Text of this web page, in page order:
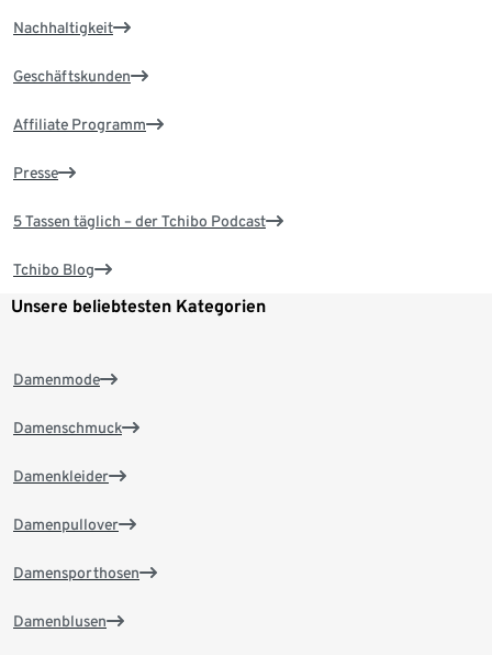
Nachhaltigkeit
Geschäftskunden
Affiliate Programm
Presse
5 Tassen täglich – der Tchibo Podcast
Tchibo Blog
Unsere beliebtesten Kategorien
Damenmode
Damenschmuck
Damenkleider
Damenpullover
Damensporthosen
Damenblusen